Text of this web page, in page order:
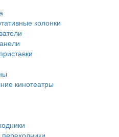
колонки
кинотеатры